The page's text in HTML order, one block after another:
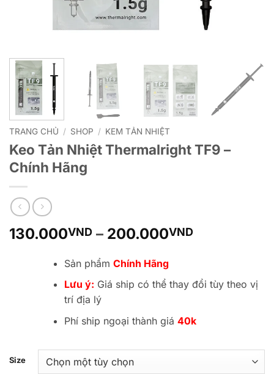
TRANG CHỦ / SHOP / KEM TẢN NHIỆT
Keo Tản Nhiệt Thermalright TF9 –
Chính Hãng
130.000VND – 200.000VNDKhoảng
đến
Sản phẩm Chính Hãng
Lưu ý: Giá ship có thể thay đổi tùy theo vị
trí địa lý
Phí ship ngoại thành giá 40k
Size